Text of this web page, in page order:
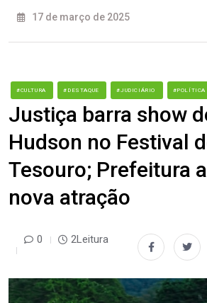
17 de março de 2025
#CULTURA #DESTAQUE #JUDICIÁRIO #POLÍTICA
Justiça barra show
Hudson no Festival
Tesouro; Prefeitura
nova atração
0 2Leitura